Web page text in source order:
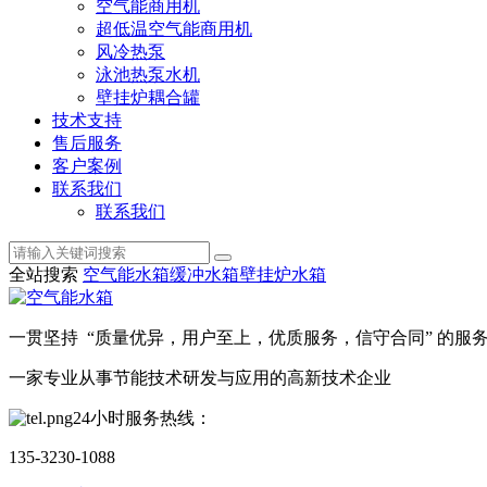
空气能商用机
超低温空气能商用机
风冷热泵
泳池热泵水机
壁挂炉耦合罐
技术支持
售后服务
客户案例
联系我们
联系我们
全站搜索 空气能水箱缓冲水箱壁挂炉水箱
一贯坚持 “质量优异，用户至上，优质服务，信守合同” 的服
一家专业从事节能技术研发与应用的高新技术企业
24小时服务热线：
135-3230-1088